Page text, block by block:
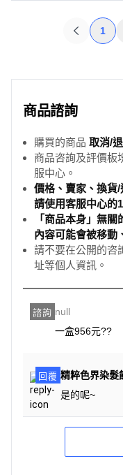
1
商品諮詢
購買的商品 取消/
商品咨詢及評價板
服中心。
價格、賣家、換貨
請使用客服中心的
「商品本身」無
內容可能會被移動
請不要在公開的咨
址等個人資訊。
諮詢 null
一盒956元??
回覆 精粹色界染髮
是的呢~